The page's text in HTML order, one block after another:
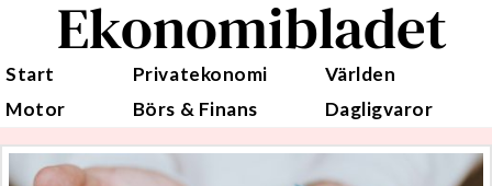
Ekonomibladet
Start Privatekonomi
Världen
Motor
Börs & Finans Dagligvaror